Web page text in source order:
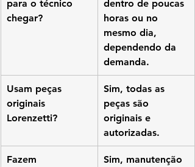
para o técnico
chegar?
dentro de poucas
horas ou no
mesmo dia,
dependendo da
demanda.
Usam peças
originais
Lorenzetti?
Sim, todas as
peças são
originais e
autorizadas.
Fazem
Sim, manutenção